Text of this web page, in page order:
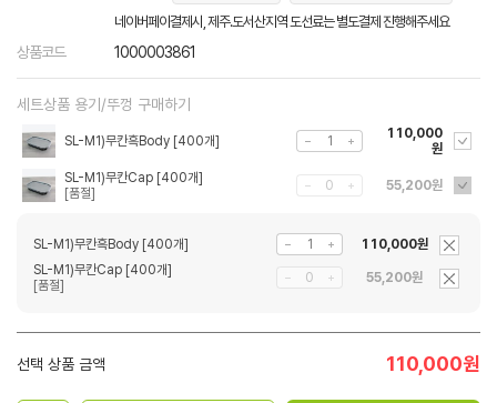
네이버페이결제시, 제주.도서산지역 도선료는 별도결제 진행해주세요
상품코드 1000003861
세트상품 용기/뚜껑 구매하기
SL-M1)무칸흑Body [400개]
110,000
원
SL-M1)무칸Cap [400개]
55,200원
SL-M1)무칸흑Body [400개]
110,000원
SL-M1)무칸Cap [400개]
55,200원
선택 상품 금액 110,000원